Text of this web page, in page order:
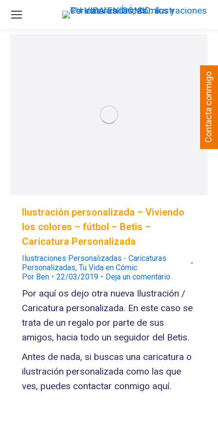
Ilustración personalizada – Viviendo
los colores – fútbol – Betis –
Caricatura Personalizada
Ilustraciones Personalizadas - Caricaturas
Personalizadas, Tu Vida en Cómic
Por Ben 22/03/2019 Deja un comentario
Por aquí os dejo otra nueva Ilustración /
Caricatura personalizada. En este caso se
trata de un regalo por parte de sus
amigos, hacia todo un seguidor del Betis.
Antes de nada, si buscas una caricatura o
ilustración personalizada como las que
ves, puedes contactar conmigo aquí.
Contacta conmigo